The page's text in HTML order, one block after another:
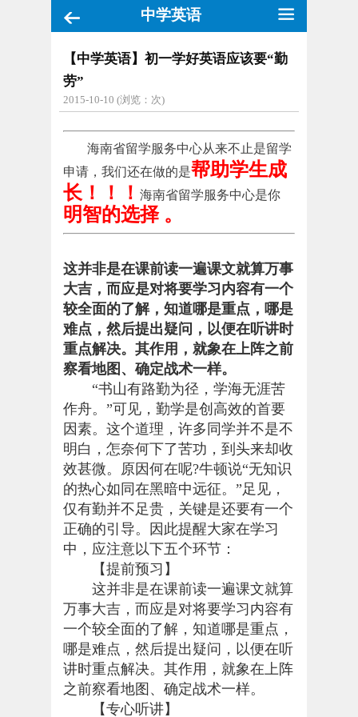
中学英语
【中学英语】初一学好英语应该要“勤
劳”
2015-10-10 (浏览： 次)
海南省留学服务中心从来不止是留学
申请，我们还在做的是帮助学生成
长！！！ 海南省留学服务中心是你
明智的选择 。
这并非是在课前读一遍课文就算万事
大吉，而应是对将要学习内容有一个
较全面的了解，知道哪是重点，哪是
难点，然后提出疑问，以便在听讲时
重点解决。其作用，就象在上阵之前
察看地图、确定战术一样。
“书山有路勤为径，学海无涯苦
作舟。”可见，勤学是创高效的首要
因素。这个道理，许多同学并不是不
明白，怎奈何下了苦功，到头来却收
效甚微。原因何在呢?牛顿说“无知识
的热心如同在黑暗中远征。”足见，
仅有勤并不足贵，关键是还要有一个
正确的引导。因此提醒大家在学习
中，应注意以下五个环节：
【提前预习】
这并非是在课前读一遍课文就算
万事大吉，而应是对将要学习内容有
一个较全面的了解，知道哪是重点，
哪是难点，然后提出疑问，以便在听
讲时重点解决。其作用，就象在上阵
之前察看地图、确定战术一样。
【专心听讲】